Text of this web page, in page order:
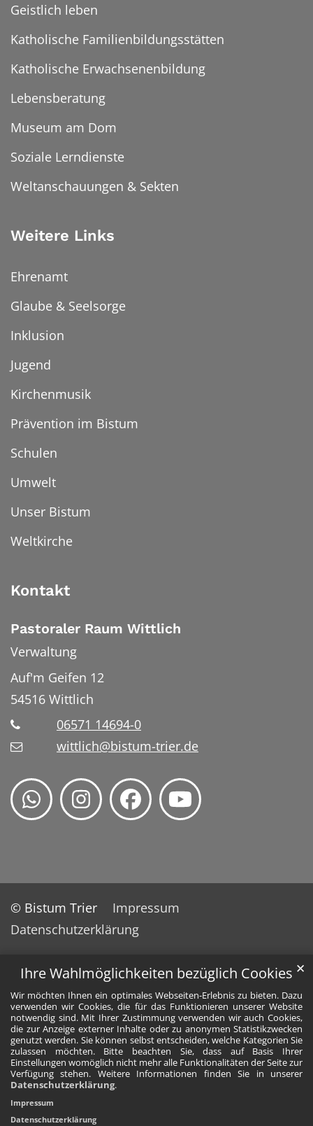
Ihre Wahlmöglichkeiten bezüglich Cookies
Wir möchten Ihnen ein optimales Webseiten-Erlebnis zu bieten. Dazu
verwenden wir Cookies, die für das Funktionieren unserer Website
notwendig sind. Mit Ihrer Zustimmung verwenden wir auch Cookies,
die zur Anzeige externer Inhalte oder zu anonymen Statistikzwecken
genutzt werden. Sie können selbst entscheiden, welche Kategorien Sie
zulassen möchten. Bitte beachten Sie, dass auf Basis Ihrer
Einstellungen womöglich nicht mehr alle Funktionalitäten der Seite zur
Verfügung stehen. Weitere Informationen finden Sie in unserer
Datenschutzerklärung.
✕
Impressum
Datenschutzerklärung
Geistlich leben
Katholische Familienbildungsstätten
Katholische Erwachsenenbildung
Lebensberatung
Museum am Dom
Soziale Lerndienste
Weltanschauungen & Sekten
Weitere Links
Ehrenamt
Glaube & Seelsorge
Inklusion
Jugend
Kirchenmusik
Prävention im Bistum
Schulen
Umwelt
Unser Bistum
Weltkirche
Kontakt
Pastoraler Raum Wittlich
Verwaltung
Auf'm Geifen 12
54516 Wittlich
06571 14694-0
wittlich@bistum-trier.de
© Bistum Trier
Impressum
Datenschutzerklärung